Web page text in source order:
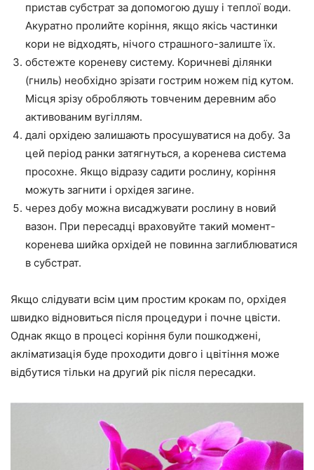
пристав субстрат за допомогою душу і теплої води.
Акуратно пролийте коріння, якщо якісь частинки
кори не відходять, нічого страшного-залиште їх.
обстежте кореневу систему. Коричневі ділянки
(гниль) необхідно зрізати гострим ножем під кутом.
Місця зрізу обробляють товченим деревним або
активованим вугіллям.
далі орхідею залишають просушуватися на добу. За
цей період ранки затягнуться, а коренева система
просохне. Якщо відразу садити рослину, коріння
можуть загнити і орхідея загине.
через добу можна висаджувати рослину в новий
вазон. При пересадці враховуйте такий момент-
коренева шийка орхідей не повинна заглиблюватися
в субстрат.
Якщо слідувати всім цим простим крокам по, орхідея
швидко відновиться після процедури і почне цвісти.
Однак якщо в процесі коріння були пошкоджені,
акліматизація буде проходити довго і цвітіння може
відбутися тільки на другий рік після пересадки.